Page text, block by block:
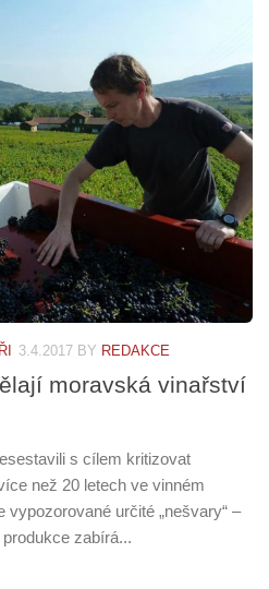
3.4.2017 BY REDAKCE
moravská vinařství
s cílem kritizovat
než 20 letech ve vinném
určité „nešvary“ –
zabírá...